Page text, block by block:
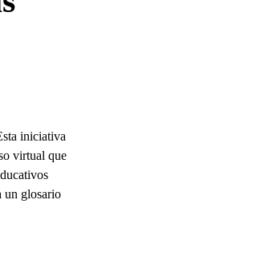
iniciativa
virtual que
un glosario